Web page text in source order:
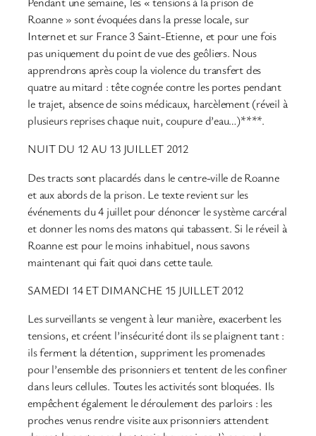
Roanne » sont évoquées dans la presse locale, sur
Internet et sur France 3 Saint-Etienne, et pour une fois
pas uniquement du point de vue des geôliers. Nous
apprendrons après coup la violence du transfert des
quatre au mitard : tête cognée contre les portes pendant
le trajet, absence de soins médicaux, harcèlement (réveil à
plusieurs reprises chaque nuit, coupure d’eau…)****.
NUIT DU 12 AU 13 JUILLET 2012
Des tracts sont placardés dans le centre-ville de Roanne
et aux abords de la prison. Le texte revient sur les
événements du 4 juillet pour dénoncer le système carcéral
et donner les noms des matons qui tabassent. Si le réveil à
Roanne est pour le moins inhabituel, nous savons
maintenant qui fait quoi dans cette taule.
SAMEDI 14 ET DIMANCHE 15 JUILLET 2012
Les surveillants se vengent à leur manière, exacerbent les
tensions, et créent l’insécurité dont ils se plaignent tant :
ils ferment la détention, suppriment les promenades
pour l’ensemble des prisonniers et tentent de les confiner
dans leurs cellules. Toutes les activités sont bloquées. Ils
empêchent également le déroulement des parloirs : les
proches venus rendre visite aux prisonniers attendent